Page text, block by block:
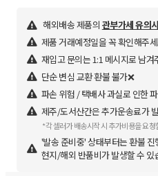
해외배송 제품의 관부가세 유의
제품 거래예정일을 꼭 확인해주
재입고 문의는 1:1 메시지로 남
단순 변심 교환 환불 불가❌
파손 위험 / 택배사 과실로 인한
제주/도서산간은 추가운송료가
*각 셀러가 배송시작 시 추가비용을 요청
'발송 준비중' 상태부터는 환불
현지/해외 반품비가 발생할 수 있